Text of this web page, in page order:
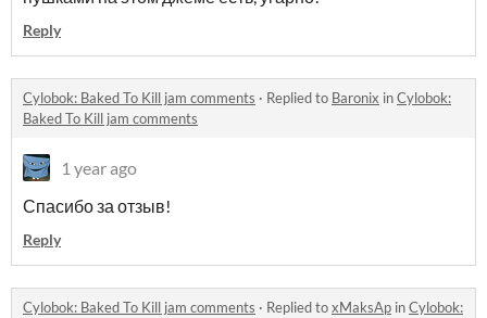
Reply
Cylobok: Baked To Kill jam comments · Replied to Baronix inCylobok:
Baked To Kill jam comments
1 year ago
Спасибо за отзыв!
Reply
Cylobok: Baked To Kill jam comments · Replied toxMaksAp inCylobok: